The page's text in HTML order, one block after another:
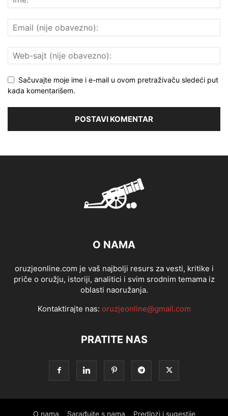
Sačuvajte moje ime i e-mail u ovom pretraživaču sledeći put
kada komentarišem.
O NAMA
oruzjeonline.com je vaš najbolji resurs za vesti, kritike i
priče o oružju, istoriji, analitici i svim srodnim temama iz
oblasti naoružanja.
Kontaktirajte nas: oruzjeonline@gmail.com
PRATITE NAS
O nama Sarađujte s nama Predlozi i sugestije